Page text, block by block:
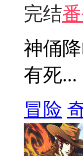
完结
神俑
有死...
冒险